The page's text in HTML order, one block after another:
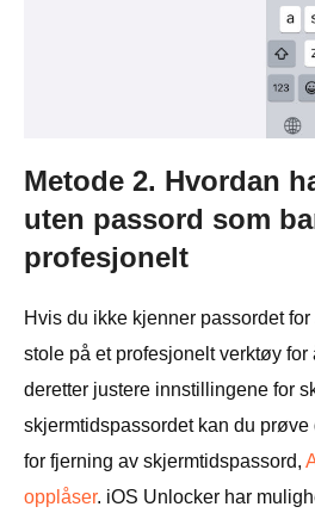
Metode 2. Hvordan
uten passord som
profesjonelt
Hvis du ikke kjenner passordet
stole på et profesjonelt verktøy for
deretter justere innstillingene for
skjermtidspassordet kan du
for fjerning av skjermtidspassord,
opplåser. iOS Unlocker har